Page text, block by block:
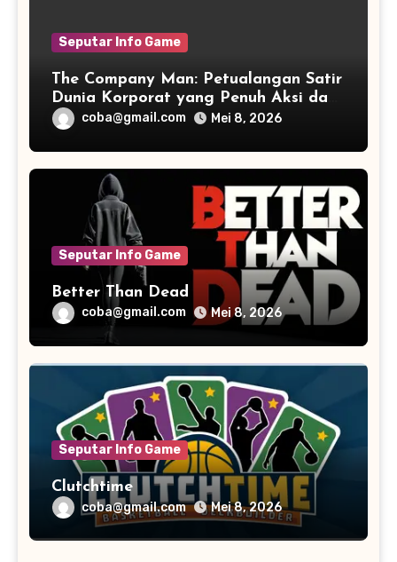
Seputar Info Game
The Company Man: Petualangan Satir
Dunia Korporat yang Penuh Aksi dan
Humorcoba@gmail.com Mei 8, 2026
Seputar Info Game
Better Than Dead
coba@gmail.com Mei 8, 2026
Seputar Info Game
Clutchtime
coba@gmail.com Mei 8, 2026